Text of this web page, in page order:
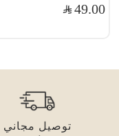
49.00
توصيل مجاني